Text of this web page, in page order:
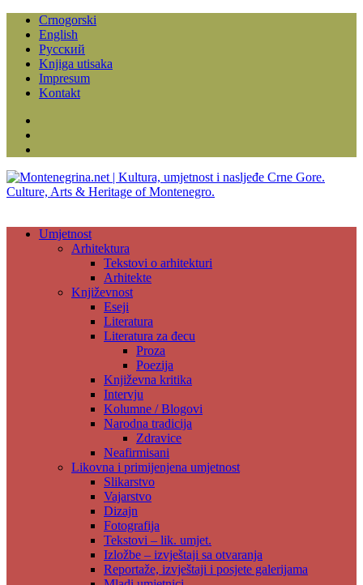
Crnogorski
English
Русский
Knjiga utisaka
Impresum
Kontakt
Umjetnost
Arhitektura
Tekstovi o arhitekturi
Arhitekte
Književnost
Eseji
Literatura
Literatura za đecu
Proza
Poezija
Književna kritika
Intervju
Kolumne / Blogovi
Narodna tradicija
Zdravice
Neafirmisani
Likovna i primijenjena umjetnost
Slikarstvo
Vajarstvo
Dizajn
Fotografija
Tekstovi – lik. umjet.
Izložbe – izvještaji sa otvaranja
Reportaže, izvještaji i posjete galerijama